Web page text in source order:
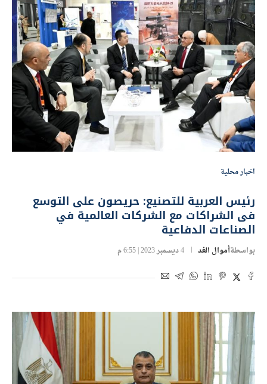
اخبار محلية
رئيس العربية للتصنيع: حريصون على التوسع
فى الشراكات مع الشركات العالمية في
الصناعات الدفاعية
بواسطةأموال الغد 4 ديسمبر 2023 | 6:55 م